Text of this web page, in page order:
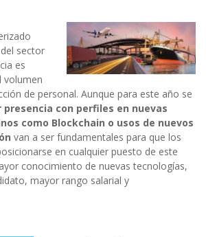
sector
es
volumen
de personal. Aunque para este año se
presencia con perfiles en nuevas
como Blockchain o usos de nuevos
van a ser fundamentales para que los
en cualquier puesto de este
conocimiento de nuevas tecnologías,
mayor rango salarial y